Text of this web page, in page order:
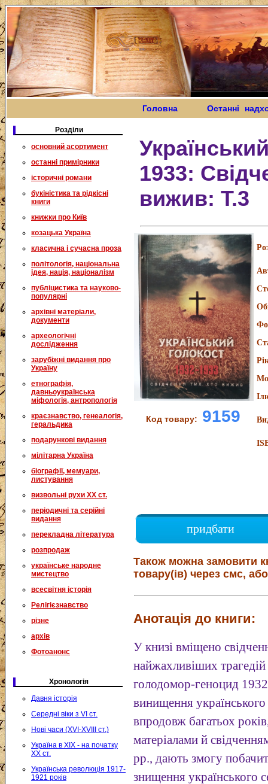
Головна Останні
Розділи
основний асортимент
останні примірники
історичні романи
букіністика та рідкісні
книги
книжки про Київ
козацька Україна
класична і сучасна проза
політологія, національна
ідея, нація, націоналізм
публіцистика та науково-
популярні
архівні матеріали,
документи
археологічні
дослідження
зарубіжні видання про
Україну
етнографія,
давньоукраїнська
міфологія, антропологія
краєзнавство, генеалогія,
геральдика
подарункові видання
мілітарна Україна
біографії, мемуари,
листування
визвольні рухи XX ст.
періодичні та серійні
видання
перекладна література
розпродаж
українське народне
мистецтво
всесвітня історія
Релігієзнавство
різне
архів
Фотоанонс
Хронологія
Давня історія
Середні віки з VI ст.
Нові часи (XVI-XVIII ст.)
Україна в XIX - на початку
XX ст.
Українська революція 1917-
1921 років
1933:
вижив: Т.3
Код товару: 9159
придбати
Також можна замовити
товару(ів) через смс,
Анотація до книги:
У книзі вміщено
найжахливіших
голодомор-геноцид
винищення
впродовж багатьох
матеріалами й
рр., дають змогу
знищення українського